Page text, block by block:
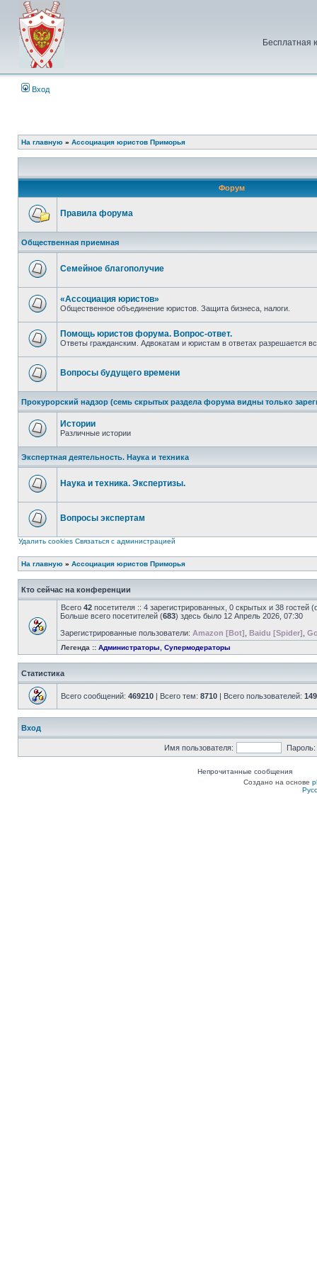
Бесплатная
Вход
На главную » Ассоциация юристов Приморья
Форум
непрочитанных
сообщений
Правила форума
Общественная приемная
непрочитанных
сообщений
Семейное благополучие
непрочитанных
сообщений
«Ассоциация юристов»
Общественное объединение юристов. Защита бизнеса, налоги.
непрочитанных
Помощь юристов форума. Вопрос-ответ.
Ответы гражданским. Адвокатам и юристам в ответах разрешается
непрочитанных
сообщений
Вопросы будущего времени
Прокурорский надзор (семь скрытых раздела форума видны только
непрочитанных
сообщений
Истории
Различные истории
Экспертная деятельность. Наука и техника
непрочитанных
Наука и техника. Экспертизы.
непрочитанных
Вопросы экспертам
Удалить cookies Связаться с администрацией
На главную » Ассоциация юристов Приморья
Кто сейчас на конференции
Всего 42 посетителя :: 4 зарегистрированных, 0 скрытых и 38 гостей
Больше всего посетителей (683) здесь было 12 Апрель 2026, 07:30
Зарегистрированные пользователи: Amazon [Bot] Baidu [Spider]
Легенда :: Администраторы Супермодераторы
Статистика
Всего сообщений: 469210 | Всего тем: 8710 | Всего пользователей:
Вход
Имя пользователя: Пароль:
Непрочитанные сообщения
Создано на основе